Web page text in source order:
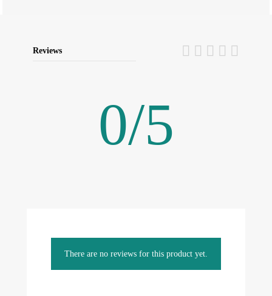
Reviews
0/5
There are no reviews for this product yet.